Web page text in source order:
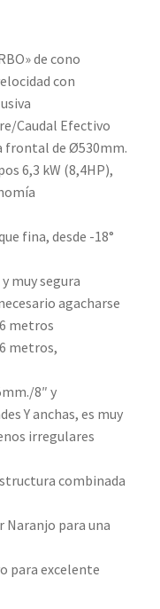
de cono
con
Caudal Efectivo
frontal de Ø530mm.
6,3 kW (8,4HP),
fina, desde -18°
muy segura
agacharse
metros
metros,
8″ y
Y anchas, es muy
irregulares
combinada
para una
para excelente